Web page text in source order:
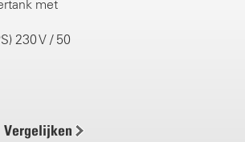
met
230 V / 50
Vergelijken